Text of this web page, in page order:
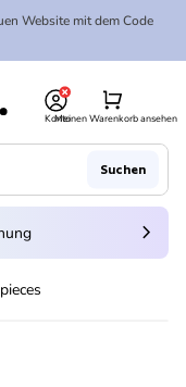
Website mit dem Code
Konto
Meinen Warenkorb ansehen
shopping_cart
Suchen
chevron_right